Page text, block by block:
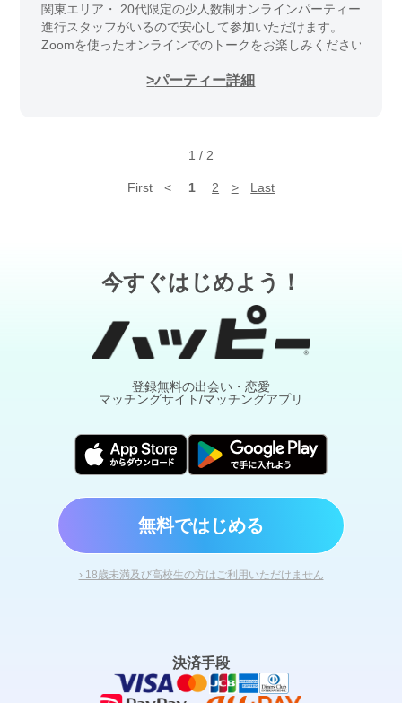
関東エリア・ 20代限定の少人数制オンラインパーティーイベン
進行スタッフがいるので安心して参加いただけます。
Zoomを使ったオンラインでのトークをお楽しみください
パーティー詳細
1 / 2
First < 1 2 > Last
今すぐはじめよう！
登録無料の出会い・恋愛
マッチングサイト/マッチングアプリ
無料ではじめる
› 18歳未満及び高校生の方はご利用いただけません
決済手段